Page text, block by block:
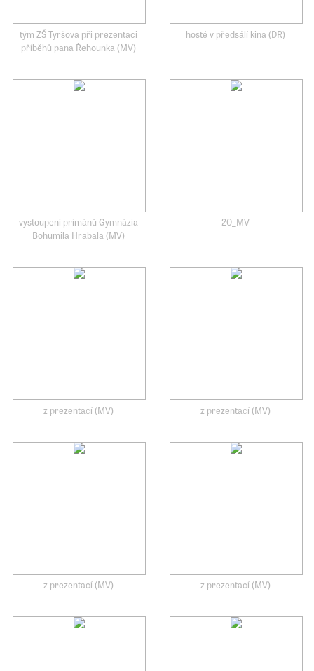
tým ZŠ Tyršova při prezentaci
příběhů pana Řehounka (MV)
hosté v předsálí kina (DR)
vystoupení primánů Gymnázia
Bohumila Hrabala (MV)
20_MV
z prezentací (MV) z prezentací (MV)
z prezentací (MV) z prezentací (MV)